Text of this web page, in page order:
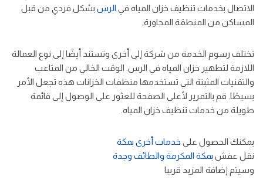
الاتصال بخدمات تنظيف خزان المياه في الرس بشكل فردي من قبل
المساكن من المنطقة المجاورة.
تختلف رسوم الخدمة من شركة إلى أخرى وتستند أيضًا إلى نوع العمالة
اللازمة لتطهير خزان المياه في الرس. الوقت الخالي من المتاعب
والتقنيات المثبتة التي تستخدمها منظفات الخزانات هذه تجعل الأمر
بسيطًا. قم بالتمرير لأعلى الصفحة للعثور على الوصول إلى قائمة
طويلة من خدمات تنظيف خزان المياه.
يمكنك الحصول على خدمات أخرى بمكة
نقل عفش بمكة المكرمة والطائف وجدة
وسيتم إضافة المزيد قريبا